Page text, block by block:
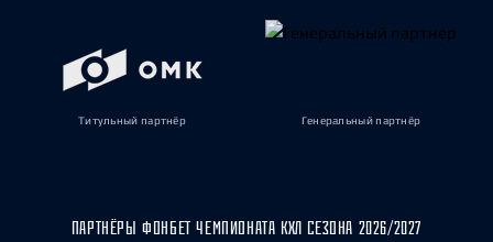
Титульный партнёр Генеральный партнёр
ПАРТНЁРЫ ФОНБЕТ ЧЕМПИОНАТА КХЛ СЕЗОНА 2026/2027